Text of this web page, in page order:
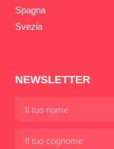
Spagna
Svezia
NEWSLETTER